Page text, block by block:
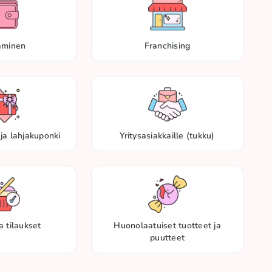
Franchising
lahjakuponki Yritysasiakkaille (tukku)
tilaukset
Huonolaatuiset tuotteet ja
puutteet